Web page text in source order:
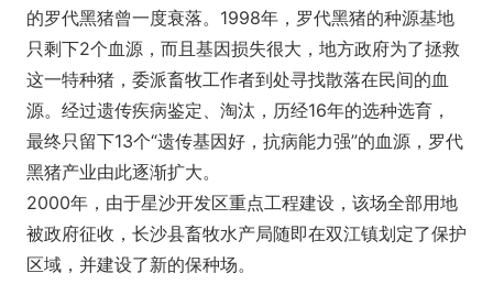
的罗代黑猪曾一度衰落。1998年，罗代黑猪的种源基地
只剩下2个血源，而且基因损失很大，地方政府为了拯救
这一特种猪，委派畜牧工作者到处寻找散落在民间的血
源。经过遗传疾病鉴定、淘汰，历经16年的选种选育，
最终只留下13个“遗传基因好，抗病能力强”的血源，罗代
黑猪产业由此逐渐扩大。
2000年，由于星沙开发区重点工程建设，该场全部用地
被政府征收，长沙县畜牧水产局随即在双江镇划定了保护
区域，并建设了新的保种场。